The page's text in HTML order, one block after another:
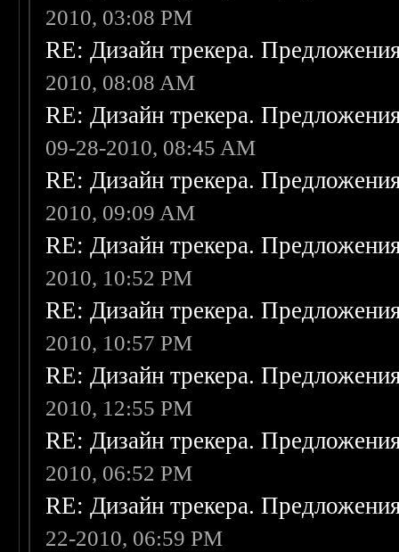
2010, 03:08 PM
RE: Дизайн трекера.
2010, 08:08 AM
RE: Дизайн трекера.
09-28-2010, 08:45 AM
RE: Дизайн трекера.
2010, 09:09 AM
RE: Дизайн трекера.
2010, 10:52 PM
RE: Дизайн трекера.
2010, 10:57 PM
RE: Дизайн трекера.
2010, 12:55 PM
RE: Дизайн трекера.
2010, 06:52 PM
RE: Дизайн трекера.
22-2010, 06:59 PM